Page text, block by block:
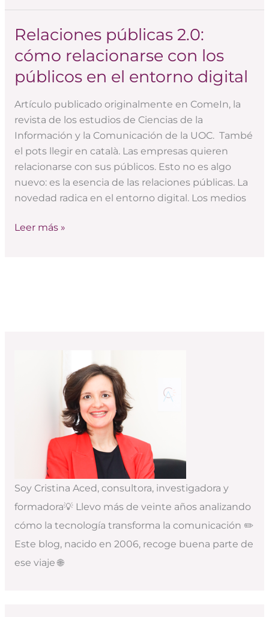
Relaciones públicas 2.0:
cómo relacionarse con los
públicos en el entorno digital
Artículo publicado originalmente en ComeIn, la
revista de los estudios de Ciencias de la
Información y la Comunicación de la UOC. També
el pots llegir en català. Las empresas quieren
relacionarse con sus públicos. Esto no es algo
nuevo: es la esencia de las relaciones públicas. La
novedad radica en el entorno digital. Los medios
Relaciones
públicas
2.0:
cómo
con
los
públicos
en
el
entorno
digital
Leer más »
Soy Cristina Aced, consultora, investigadora y
formadora💡 Llevo más de veinte años analizando
cómo la tecnología transforma la comunicación ✏️
Este blog, nacido en 2006, recoge buena parte de
ese viaje 🌐